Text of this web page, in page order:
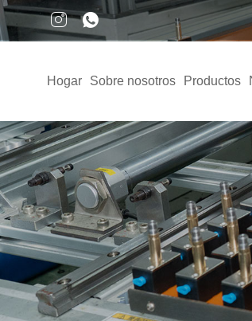
Hogar Sobre nosotros Productos